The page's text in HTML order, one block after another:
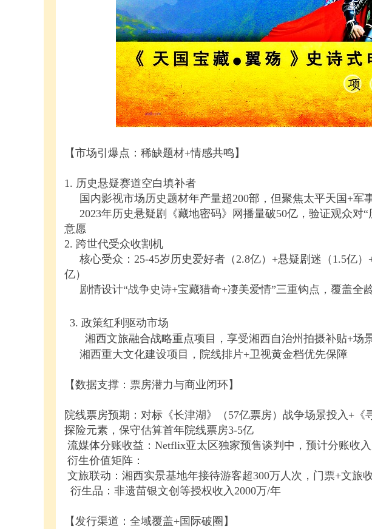
【市场引爆点：稀缺题材+情感共鸣】
1. 历史悬疑赛道空白填补者
国内影视市场历史题材年产量超200部，但聚焦太平天国+军
2023年历史悬疑剧《藏地密码》网播量破50亿，验证观众对“
意愿
2. 跨世代受众收割机
核心受众：25-45岁历史爱好者（2.8亿）+悬疑剧迷（1.5亿）
亿）
剧情设计“战争史诗+宝藏猎奇+凄美爱情”三重钩点，覆盖全
3. 政策红利驱动市场
湘西文旅融合战略重点项目，享受湘西自治州拍摄补贴+场
湘西重大文化建设项目，院线排片+卫视黄金档优先保障
【数据支撑：票房潜力与商业闭环】
院线票房预期：对标《长津湖》（57亿票房）战争场景投入+《
探险元素，保守估算首年院线票房3-5亿
流媒体分账收益：Netflix亚太区独家预售谈判中，预计分账收
衍生价值矩阵：
文旅联动：湘西实景基地年接待游客超300万人次，门票+文旅
衍生品：非遗苗银文创等授权收入2000万/年
【发行渠道：全域覆盖+国际破圈】